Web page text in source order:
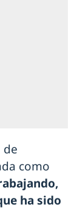
de
como
ha sido